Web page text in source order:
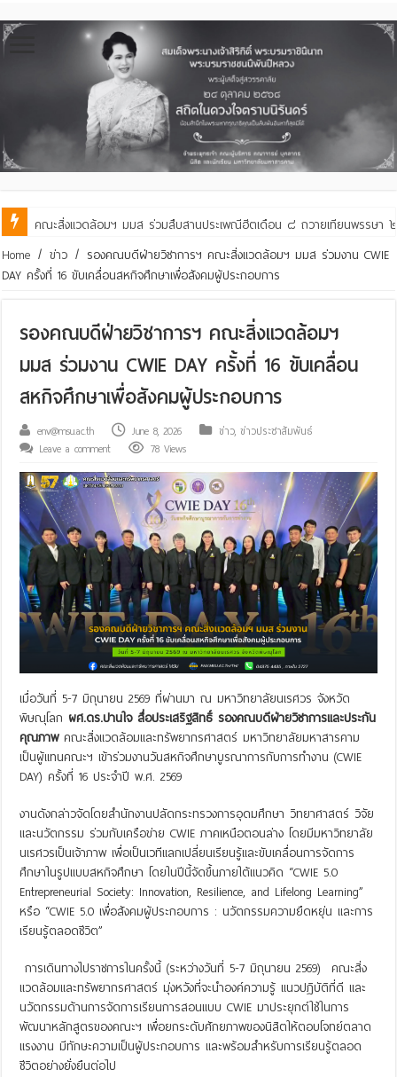
คณะสิ่งแวดล้อมฯ มมส ร่วมสืบสานประเพณีฮีตเดือน ๘ ถวายเทียนพรรษา ๒
Home / ข่าว / รองคณบดีฝ่ายวิชาการฯ คณะสิ่งแวดล้อมฯ มมส ร่วมงาน CWIE
DAY ครั้งที่ 16 ขับเคลื่อนสหกิจศึกษาเพื่อสังคมผู้ประกอบการ
รองคณบดีฝ่ายวิชาการฯ คณะสิ่งแวดล้อมฯ
มมส ร่วมงาน CWIE DAY ครั้งที่ 16 ขับเคลื่อน
สหกิจศึกษาเพื่อสังคมผู้ประกอบการ
env@msu.ac.th June 8, 2026 ข่าว,ข่าวประชาสัมพันธ์
Leave a comment
78 Views
เมื่อวันที่ 5-7 มิถุนายน 2569 ที่ผ่านมา ณ มหาวิทยาลัยนเรศวร จังหวัด
พิษณุโลก ผศ.ดร.ปานใจ สื่อประเสริฐสิทธิ์ รองคณบดีฝ่ายวิชาการและประกัน
คุณภาพคณะสิ่งแวดล้อมและทรัพยากรศาสตร์ มหาวิทยาลัยมหาสารคาม
เป็นผู้แทนคณะฯ เข้าร่วมงานวันสหกิจศึกษาบูรณาการกับการทำงาน (CWIE
DAY) ครั้งที่ 16 ประจำปี พ.ศ. 2569
งานดังกล่าวจัดโดยสำนักงานปลัดกระทรวงการอุดมศึกษา วิทยาศาสตร์ วิจัย
และนวัตกรรม ร่วมกับเครือข่าย CWIE ภาคเหนือตอนล่าง โดยมีมหาวิทยาลัย
นเรศวรเป็นเจ้าภาพ เพื่อเป็นเวทีแลกเปลี่ยนเรียนรู้และขับเคลื่อนการจัดการ
ศึกษาในรูปแบบสหกิจศึกษา โดยในปีนี้จัดขึ้นภายใต้แนวคิด “CWIE 5.0
Entrepreneurial Society: Innovation, Resilience, and Lifelong Learning”
หรือ “CWIE 5.0 เพื่อสังคมผู้ประกอบการ : นวัตกรรมความยืดหยุ่น และการ
เรียนรู้ตลอดชีวิต”
การเดินทางไปราชการในครั้งนี้ (ระหว่างวันที่ 5-7 มิถุนายน 2569) คณะสิ่ง
แวดล้อมและทรัพยากรศาสตร์ มุ่งหวังที่จะนำองค์ความรู้ แนวปฏิบัติที่ดี และ
นวัตกรรมด้านการจัดการเรียนการสอนแบบ CWIE มาประยุกต์ใช้ในการ
พัฒนาหลักสูตรของคณะฯ เพื่อยกระดับศักยภาพของนิสิตให้ตอบโจทย์ตลาด
แรงงาน มีทักษะความเป็นผู้ประกอบการ และพร้อมสำหรับการเรียนรู้ตลอด
ชีวิตอย่างยั่งยืนต่อไป